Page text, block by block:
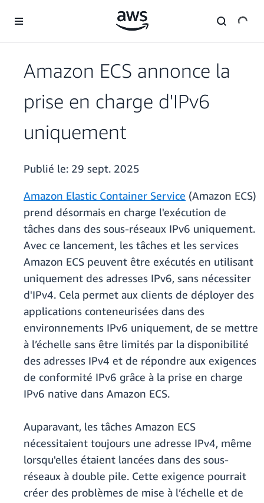
Amazon ECS annonce la
prise en charge d'IPv6
uniquement
Publié le: 29 sept. 2025
Amazon Elastic Container Service (Amazon ECS)
prend désormais en charge l'exécution de
tâches dans des sous-réseaux IPv6 uniquement.
Avec ce lancement, les tâches et les services
Amazon ECS peuvent être exécutés en utilisant
uniquement des adresses IPv6, sans nécessiter
d'IPv4. Cela permet aux clients de déployer des
applications conteneurisées dans des
environnements IPv6 uniquement, de se mettre
à l’échelle sans être limités par la disponibilité
des adresses IPv4 et de répondre aux exigences
de conformité IPv6 grâce à la prise en charge
IPv6 native dans Amazon ECS.
Auparavant, les tâches Amazon ECS
nécessitaient toujours une adresse IPv4, même
lorsqu'elles étaient lancées dans des sous-
réseaux à double pile. Cette exigence pourrait
créer des problèmes de mise à l’échelle et de